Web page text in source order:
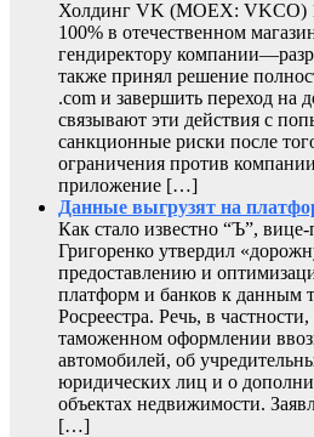
Холдинг VK (MOEX: VKCO)
100% в отечественном
гендиректору
также принял решение
.com и завершить переход на
связывают эти действия с
санкционные риски после
ограничения против
приложение […]
Данные выгрузят на
Как стало известно “Ъ”,
Григоренко утвердил
предоставлению и
платформ и банков к
Росреестра. Речь, в
таможенном оформлении
автомобилей, об
юридических лиц и о
объектах недвижимости.
[…]